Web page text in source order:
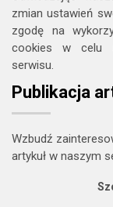
zmian ustawień
zgodę na
cookies w celu
serwisu.
Publikacja
Wzbudź
artykuł w naszym